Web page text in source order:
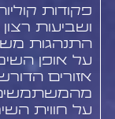
פקודות
ושביעות
התנהגות
על אופן
אזורים
מהמשתמשים
על חווית